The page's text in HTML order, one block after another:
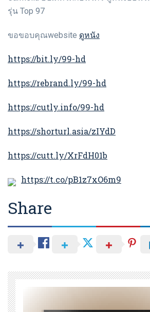
รุ่น Top 97
ขอขอบคุณwebsite ดูหนัง
https://bit.ly/99-hd
https://rebrand.ly/99-hd
https://cutly.info/99-hd
https://shorturl.asia/zIYdD
https://cutt.ly/XrFdH01b
https://t.co/pB1z7xO6m9
Share